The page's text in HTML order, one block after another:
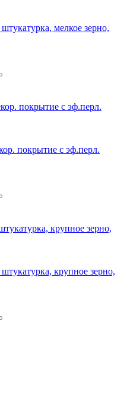
мелкое зерно,
покрытие с эф.перл.
крупное зерно,